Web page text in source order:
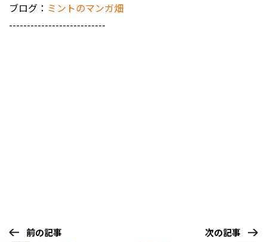
ブログ： ミントのマンガ畑
---------------------------
前の記事 次の記事